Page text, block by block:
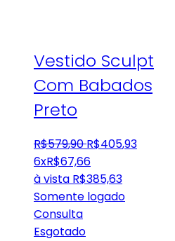
Vestido Sculpt
Com Babados
Preto
R$579,90 R$405,93
6xR$67,66
à vista R$385,63
Somente logado
Consulta
Esgotado